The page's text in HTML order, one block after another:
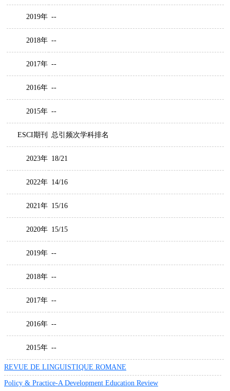
2019年 --
2018年 --
2017年 --
2016年 --
2015年 --
ESCI期刊 总引频次学科排名
2023年 18/21
2022年 14/16
2021年 15/16
2020年 15/15
2019年 --
2018年 --
2017年 --
2016年 --
2015年 --
REVUE DE LINGUISTIQUE ROMANE
Policy & Practice-A Development Education Review